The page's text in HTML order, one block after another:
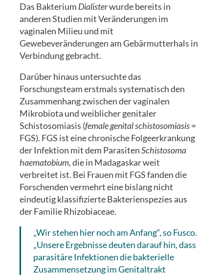
Das Bakterium Dialisterwurde bereits in
anderen Studien mit Veränderungen im
vaginalen Milieu und mit
Gewebeveränderungen am Gebärmutterhals in
Verbindung gebracht.
Darüber hinaus untersuchte das
Forschungsteam erstmals systematisch den
Zusammenhang zwischen der vaginalen
Mikrobiota und weiblicher genitaler
Schistosomiasis (female genital schistosomiasis=
FGS). FGS ist eine chronische Folgeerkrankung
der Infektion mit dem ParasitenSchistosoma
haematobium, die in Madagaskar weit
verbreitet ist. Bei Frauen mit FGS fanden die
Forschenden vermehrt eine bislang nicht
eindeutig klassifizierte Bakterienspezies aus
der Familie Rhizobiaceae.
„Wir stehen hier noch am Anfang“, so Fusco.
„Unsere Ergebnisse deuten darauf hin, dass
parasitäre Infektionen die bakterielle
Zusammensetzung im Genitaltrakt